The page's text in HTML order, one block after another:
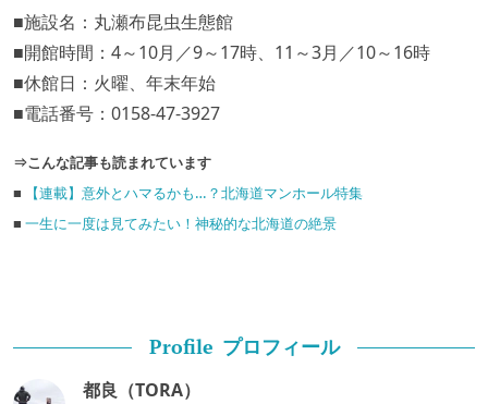
■施設名：丸瀬布昆虫生態館
■開館時間：4～10月／9～17時、11～3月／10～16時
■休館日：火曜、年末年始
■電話番号：0158-47-3927
⇒こんな記事も読まれています
■
【連載】意外とハマるかも…？北海道マンホール特集
■ 一生に一度は見てみたい！神秘的な北海道の絶景
Profile プロフィール
都良（TORA）